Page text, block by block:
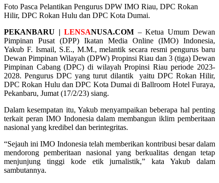
Foto Pasca Pelantikan Pengurus DPW IMO Riau, DPC Rokan
Hilir, DPC Rokan Hulu dan DPC Kota Dumai.
PEKANBARU | LENSANUSA.COM – Ketua Umum Dewan
Pimpinan Pusat (DPP) Ikatan Media Online (IMO) Indonesia,
Yakub F. Ismail, S.E., M.M., melantik secara resmi pengurus baru
Dewan Pimpinan Wilayah (DPW) Propinsi Riau dan 3 (tiga) Dewan
Pimpinan Cabang (DPC) di wilayah Propinsi Riau periode 2023-
2028. Pengurus DPC yang turut dilantik yaitu DPC Rokan Hilir,
DPC Rokan Hulu dan DPC Kota Dumai di Ballroom Hotel Furaya,
Pekanbaru, Jumat (17/2/23) siang.
Dalam kesempatan itu, Yakub menyampaikan beberapa hal penting
terkait peran IMO Indonesia dalam membangun iklim pemberitaan
nasional yang kredibel dan berintegritas.
“Sejauh ini IMO Indonesia telah memberikan kontribusi besar dalam
mendorong pemberitaan nasional yang berkualitas dengan tetap
menjunjung tinggi kode etik jurnalistik,” kata Yakub dalam
sambutannya.